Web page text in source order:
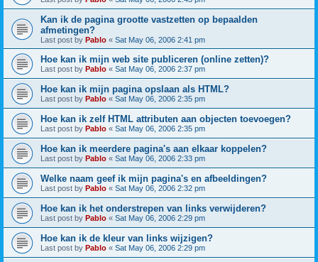
Kan ik de pagina grootte vastzetten op bepaalden
afmetingen?
Last post by Pablo « Sat May 06, 2006 2:41 pm
Hoe kan ik mijn web site publiceren (online zetten)?
Last post by Pablo « Sat May 06, 2006 2:37 pm
Hoe kan ik mijn pagina opslaan als HTML?
Last post by Pablo « Sat May 06, 2006 2:35 pm
Hoe kan ik zelf HTML attributen aan objecten toevoegen?
Last post by Pablo « Sat May 06, 2006 2:35 pm
Hoe kan ik meerdere pagina's aan elkaar koppelen?
Last post by Pablo « Sat May 06, 2006 2:33 pm
Welke naam geef ik mijn pagina's en afbeeldingen?
Last post by Pablo « Sat May 06, 2006 2:32 pm
Hoe kan ik het onderstrepen van links verwijderen?
Last post by Pablo « Sat May 06, 2006 2:29 pm
Hoe kan ik de kleur van links wijzigen?
Last post by Pablo « Sat May 06, 2006 2:29 pm